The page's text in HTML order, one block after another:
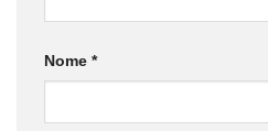
Nome *